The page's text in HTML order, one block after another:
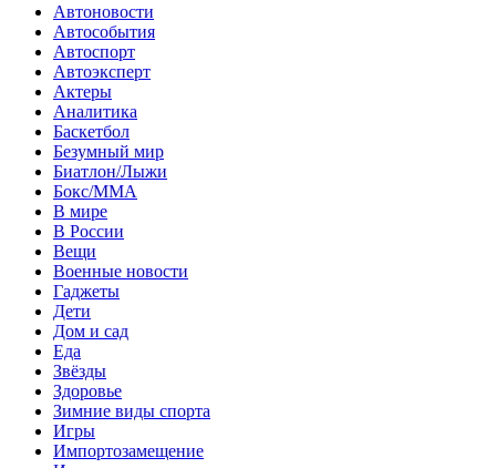
Автоновости
Автособытия
Автоспорт
Автоэксперт
Актеры
Аналитика
Баскетбол
Безумный мир
Биатлон/Лыжи
Бокс/MMA
В мире
В России
Вещи
Военные новости
Гаджеты
Дети
Дом и сад
Еда
Звёзды
Здоровье
Зимние виды спорта
Игры
Импортозамещение